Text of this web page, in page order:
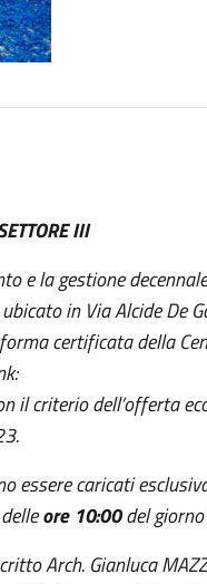
III
e la gestione
in Via Alcide De
certificata della
il criterio dell’offerta
essere caricati
ore 10:00del giorno
Arch. Gianluca